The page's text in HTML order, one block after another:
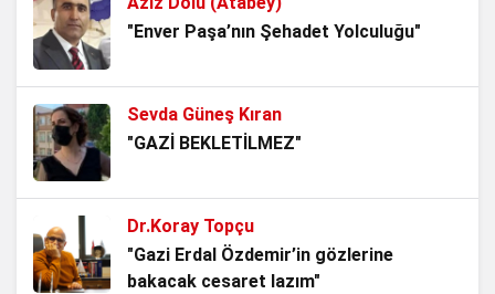
2 yıl önce
Siyasallaştırılan Bölücü Kürtçü Terör Örgütü ve
Ardındaki Güçler
2 yıl önce
Türkiye’ye Yönelik Dış / İç Güvenlik Tehditleri
2 yıl önce
Gelecek Paktı Birleşmiş Milletlerin Benimsediği Bir
"Enver Paşa’nın Şehadet Yolculuğu"
Sevda Güneş Kıran
"GAZİ BEKLETİLMEZ"
Dr.Koray Topçu
"Gazi Erdal Özdemir’in gözlerine
bakacak cesaret lazım"